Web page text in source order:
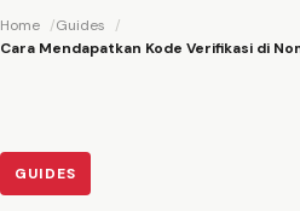
Home
Guides
Cara Mendapatkan Kode Verifikasi di
GUIDES